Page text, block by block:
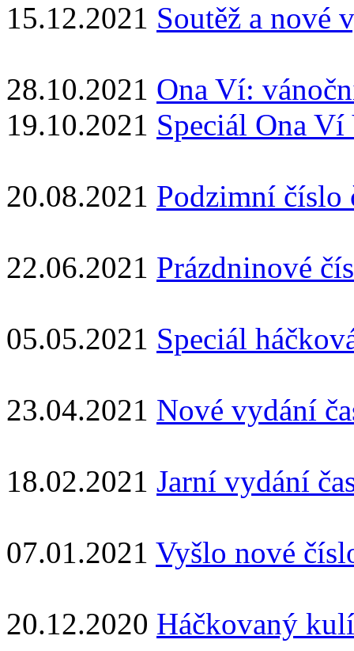
15.12.2021 Soutěž a nové
28.10.2021 Ona Ví:
19.10.2021 Speciál Ona Ví
20.08.2021 Podzimní číslo
22.06.2021 Prázdninové
05.05.2021 Speciál
23.04.2021 Nové vydání
18.02.2021 Jarní vydání
07.01.2021 Vyšlo nové
20.12.2020 Háčkovaný